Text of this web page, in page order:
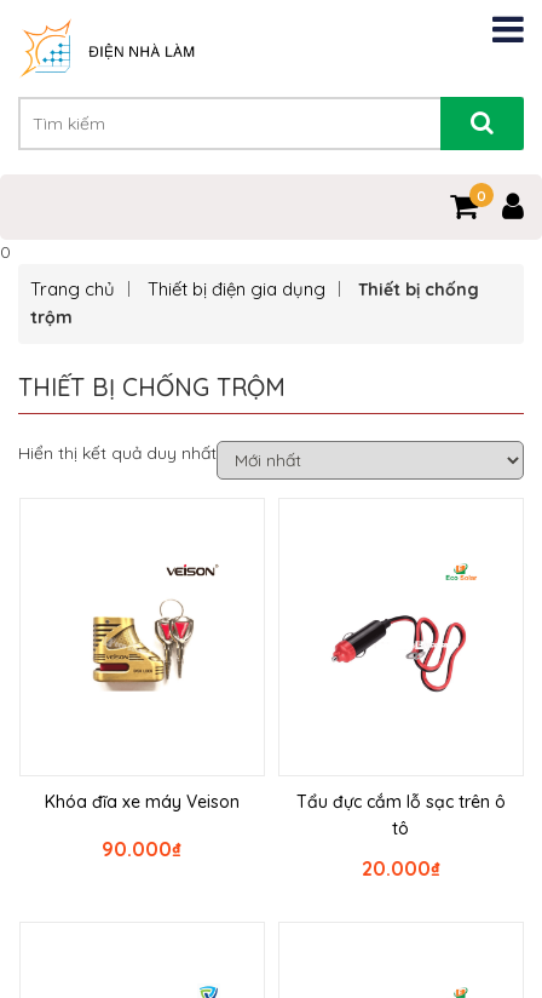
0
0
Trang chủ Thiết bị điện gia dụng
Thiết bị chống
trộm
THIẾT BỊ CHỐNG TRỘM
Hiển thị kết quả duy nhất
Khóa đĩa xe máy Veison
₫
90.000
Tẩu đực cắm lỗ sạc trên ô
tô
₫
20.000